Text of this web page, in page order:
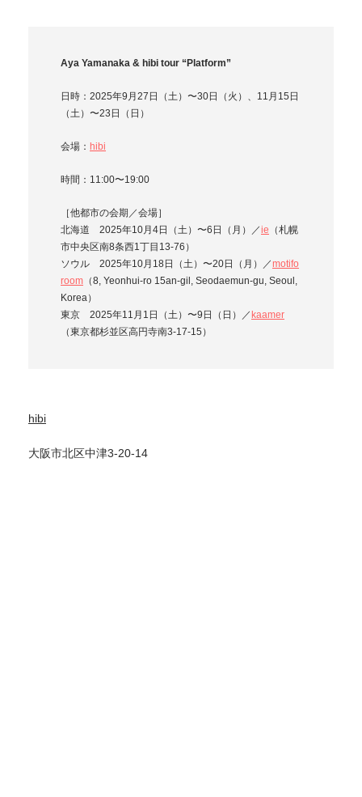
Aya Yamanaka & hibi tour “Platform”
⽇時：2025年9月27日（土）〜30日（火）、11月15日
（土）〜23日（日）
会場： hibi
時間：11:00〜19:00
［他都市の会期／会場］
北海道 2025年10月4日（土）〜6日（月）／ie （札幌
市中央区南8条⻄1丁⽬13-76）
ソウル 2025年10月18日（土）〜20日（月）／motifo
room （8, Yeonhui-ro 15an-gil, Seodaemun-gu, Seoul,
Korea）
東京 2025年11月1日（土）〜9日（日）／kaamer
（東京都杉並区⾼円寺南3-17-15）
hibi
大阪市北区中津3-20-14